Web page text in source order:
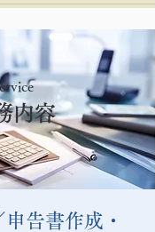
内容
告書作成・